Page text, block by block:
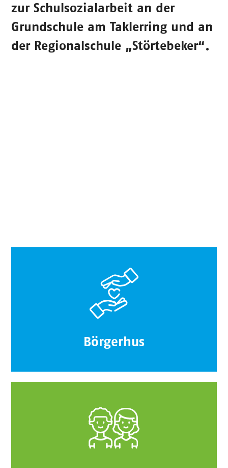
zur Schulsozialarbeit an der
Grundschule am Taklerring und an
der Regionalschule „Störtebeker“.
Börgerhus